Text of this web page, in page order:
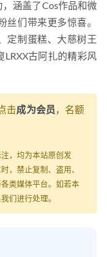
涵盖了Cos作品和微
丝们带来更多惊喜。
定制蛋糕、大慈树王
古阿扎的精彩风
击成为会员，名额
，均为本站原创发
，禁止复制、盗用、
类媒体平台。如若本
们进行处理。